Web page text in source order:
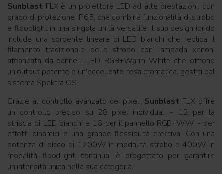
Sunblast FLX è un proiettore LED ad alte prestazioni, con
grado di protezione IP65, che combina funzionalità di strobo
e floodlight in una singola unità versatile. Il suo design ibrido
include una sorgente lineare di LED bianchi che replica il
filamento tradizionale delle strobo con lampada xenon,
affiancata da pannelli LED RGB+Warm White che offrono
un'output potente e un'eccellente resa cromatica, gestiti dal
sistema Spektra OS.
Grazie al controllo avanzato dei pixel, Sunblast FLX offre
un controllo preciso su 28 pixel individuali - 12 per la
striscia di LED bianchi e 16 per il pannello RGB+WW - per
effetti dinamici e una grande flessibilità creativa. Con una
potenza di picco di 1200W in modalità strobo e 400W in
modalità floodlight continua, è progettato per garantire
un'intensità unica nella sua categoria.